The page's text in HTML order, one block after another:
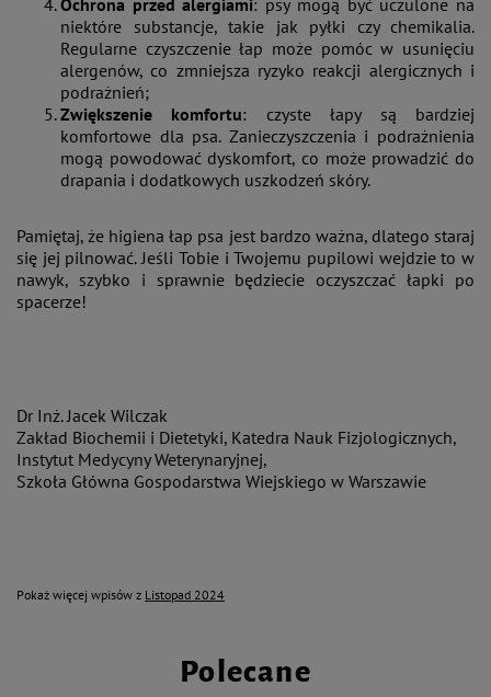
niektóre substancje, takie jak pyłki czy chemikalia.
Regularne czyszczenie łap może pomóc w usunięciu
alergenów, co zmniejsza ryzyko reakcji alergicznych i
podrażnień;
Zwiększenie komfortu: czyste łapy są bardziej
komfortowe dla psa. Zanieczyszczenia i podrażnienia
mogą powodować dyskomfort, co może prowadzić do
drapania i dodatkowych uszkodzeń skóry.
Pamiętaj, że higiena łap psa jest bardzo ważna, dlatego staraj
się jej pilnować. Jeśli Tobie i Twojemu pupilowi wejdzie to w
nawyk, szybko i sprawnie będziecie oczyszczać łapki po
spacerze!
Dr Inż. Jacek Wilczak
Zakład Biochemii i Dietetyki, Katedra Nauk Fizjologicznych,
Instytut Medycyny Weterynaryjnej,
Szkoła Główna Gospodarstwa Wiejskiego w Warszawie
Pokaż więcej wpisów z Listopad 2024
Polecane